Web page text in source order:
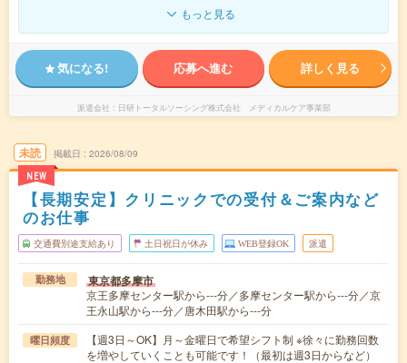
もっと見る
気になる! 応募へ進む 詳しく見る
派遣会社 日研トータルソーシング株式会社 メディカルケア事業部
未読
NEW
掲載日 2026/08/09
【長期安定】クリニックでの受付＆ご案内など
のお仕事
交通費別途支給あり 土日祝日が休み WEB登録OK 派遣
勤務地 東京都多摩市
京王多摩センター駅から---分／多摩センター駅から---分／京
王永山駅から---分／唐木田駅から---分
曜日頻度
【週3日～OK】月～金曜日で希望シフト制 ※徐々に勤務回数
を増やしていくことも可能です！（最初は週3日からなど）